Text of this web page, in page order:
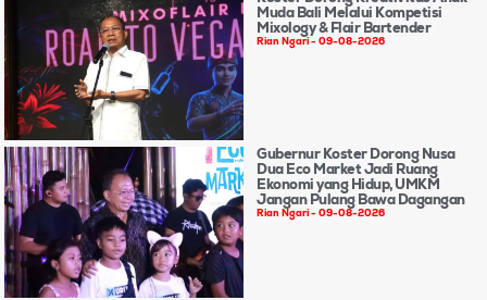
Muda Bali Melalui Kompetisi
Mixology & Flair Bartender
Rian Ngari 09-08-2026
Gubernur Koster Dorong Nusa
Dua Eco Market Jadi Ruang
Ekonomi yang Hidup, UMKM
Jangan Pulang Bawa Dagangan
Rian Ngari 09-08-2026